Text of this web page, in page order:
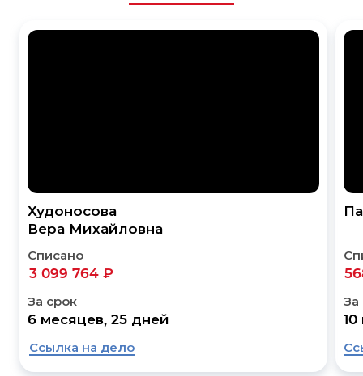
За
Худоносова
Вера Михайловна
6 месяцев, 25 дней
За срок
Ссылка на дело
Списано
3 099 764 ₽